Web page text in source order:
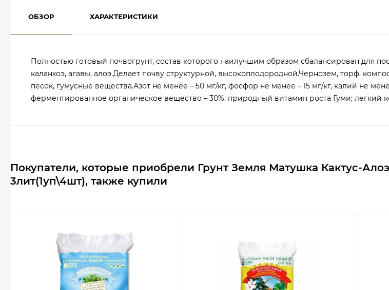
ОБЗОР ХАРАКТЕРИСТИКИ
Полностью готовый почвогрунт, состав которого наилучшим образом сбалансирован для
каланхоэ, агавы, алоэ.Делает почву структурной, высокоплодородной.Чернозем, торф,
песок, гумусные вещества.Азот не менее – 50 мг/кг, фосфор не менее – 15 мг/кг, калий не
ферментированное органическое вещество – 30%, природный витамин роста Гуми; легкий
Покупатели, которые приобрели Грунт Земля Матушка Кактус-Алоэ
3лит(1уп\4шт), также купили